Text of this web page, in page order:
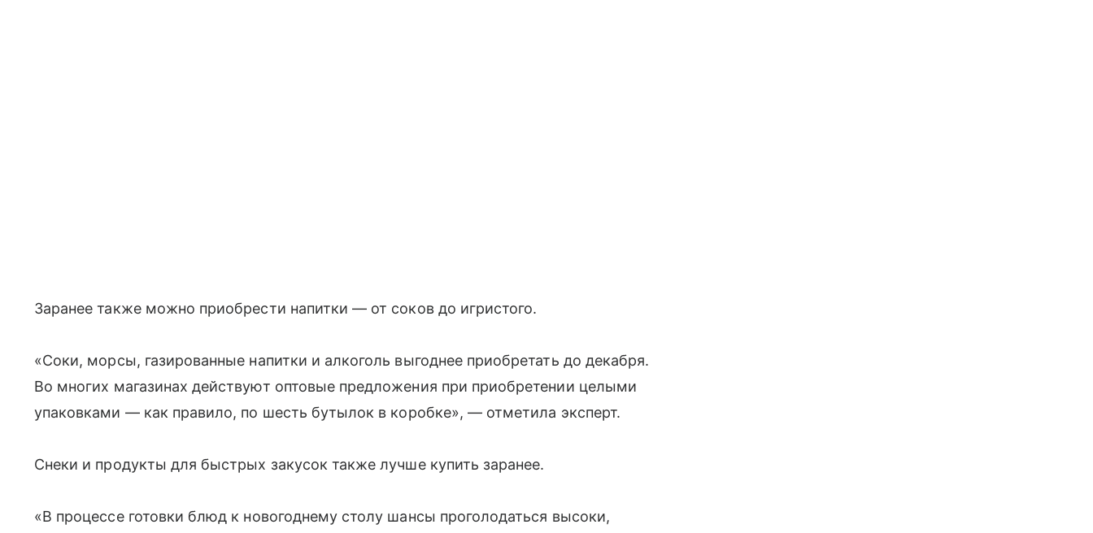
Заранее также можно приобрести напитки — от соков до игристого.
«Соки, морсы, газированные напитки и алкоголь выгоднее приобретать до декабря.
Во многих магазинах действуют оптовые предложения при приобретении целыми
упаковками — как правило, по шесть бутылок в коробке», — отметила эксперт.
Снеки и продукты для быстрых закусок также лучше купить заранее.
«В процессе готовки блюд к новогоднему столу шансы проголодаться высоки,